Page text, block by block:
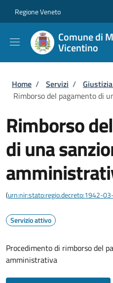
Regione Veneto
Comune di
Vicentino
Briciole di
Home / Servizi /
Rimborso del pagamento di
Rimborso
di una
(urn:nir:stato:regio.decreto:1942-
Servizio attivo
Procedimento di rimborso del
amministrativa